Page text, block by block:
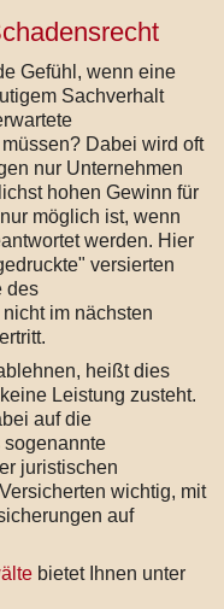
Gefühl, wenn eine
Sachverhalt
Dabei wird oft
nur Unternehmen
hohen Gewinn für
möglich ist, wenn
werden. Hier
versierten
des
im nächsten
heißt dies
Leistung zusteht.
auf die
sogenannte
juristischen
wichtig, mit
auf
bietet Ihnen unter